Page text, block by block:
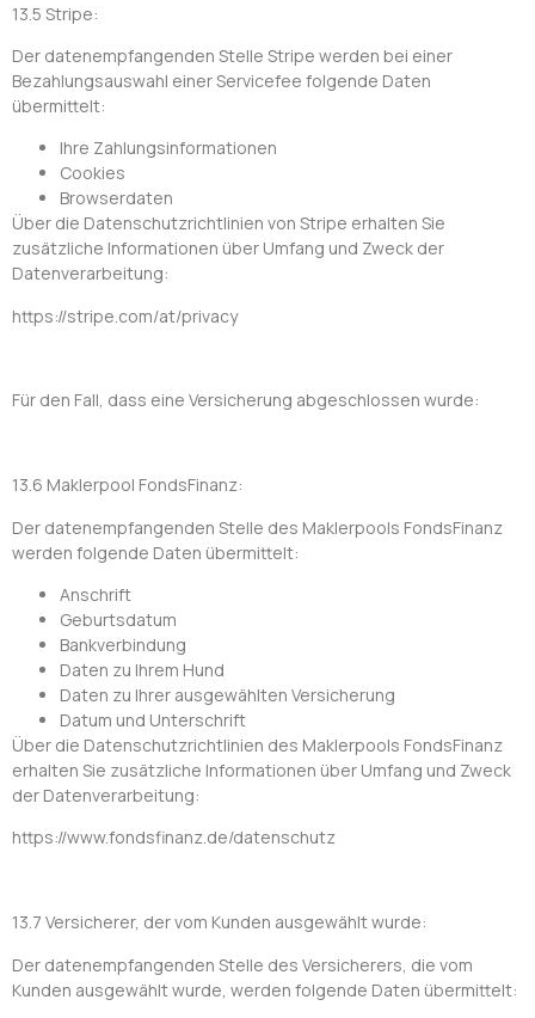
13.5 Stripe:
Der datenempfangenden Stelle Stripe werden bei einer
Bezahlungsauswahl einer Servicefee folgende Daten
übermittelt:
Ihre Zahlungsinformationen
Cookies
Browserdaten
Über die Datenschutzrichtlinien von Stripe erhalten Sie
zusätzliche Informationen über Umfang und Zweck der
Datenverarbeitung:
https://stripe.com/at/privacy
Für den Fall, dass eine Versicherung abgeschlossen wurde:
13.6 Maklerpool FondsFinanz:
Der datenempfangenden Stelle des Maklerpools FondsFinanz
werden folgende Daten übermittelt:
Anschrift
Geburtsdatum
Bankverbindung
Daten zu Ihrem Hund
Daten zu Ihrer ausgewählten Versicherung
Datum und Unterschrift
Über die Datenschutzrichtlinien des Maklerpools FondsFinanz
erhalten Sie zusätzliche Informationen über Umfang und Zweck
der Datenverarbeitung:
https://www.fondsfinanz.de/datenschutz
13.7 Versicherer, der vom Kunden ausgewählt wurde:
Der datenempfangenden Stelle des Versicherers, die vom
Kunden ausgewählt wurde, werden folgende Daten übermittelt: